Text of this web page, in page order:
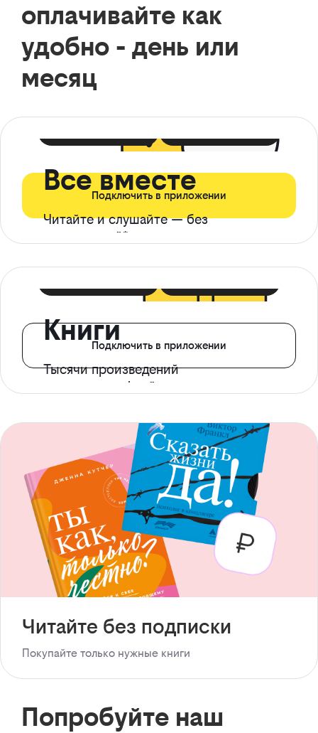
оплачивайте как
удобно - день или
месяц
Все вместе
Читайте и слушайте — без
ограничений*
Подключить в приложении
Книги
Тысячи произведений
с доступом офлайн
Подключить в приложении
Читайте без подписки
Покупайте только нужные книги
Попробуйте наш